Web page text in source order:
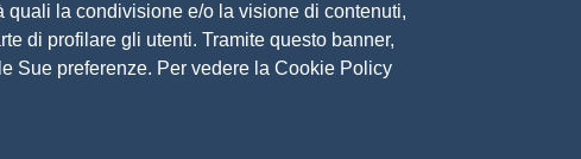
Pagare con PagoPA
la condivisione e/o la visione di contenuti,
di profilare gli utenti. Tramite questo banner,
Sue preferenze. Per vedere la Cookie Policy